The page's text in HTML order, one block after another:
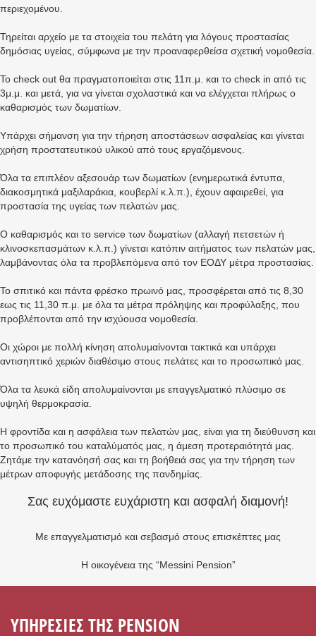
περιεχομένου.
Τηρείται αρχείο με τα στοιχεία του πελάτη για λόγους προστασίας
δημόσιας υγείας, σύμφωνα με την προαναφερθείσα σχετική νομοθεσία.
Το check out θα πραγματοποιείται στις 11π.μ. και το check in από τις
3μ.μ. και μετά, για να γίνεται σχολαστικά και να ελέγχεται πλήρως ο
καθαρισμός των δωματίων.
Υπάρχει σήμανση για την τήρηση αποστάσεων ασφαλείας και γίνεται
χρήση προστατευτικού υλικού από τους εργαζόμενους.
Όλα τα επιπλέον αξεσουάρ των δωματίων (ενημερωτικά έντυπα,
διακοσμητικά μαξιλαράκια, κουβερλί κ.λ.π.), έχουν αφαιρεθεί, για
προστασία της υγείας των πελατών μας.
Ο καθαρισμός και το service των δωματίων (αλλαγή πετσετών ή
κλινοσκεπασμάτων κ.λ.π.) γίνεται κατόπιν αιτήματος των πελατών μας,
λαμβάνοντας όλα τα προβλεπόμενα από τον ΕΟΔΥ μέτρα προστασίας.
Το σπιτικό και πάντα φρέσκο πρωινό μας, προσφέρεται από τις 8,30
εως τις 11,30 π.μ. με όλα τα μέτρα πρόληψης και προφύλαξης, που
προβλέπονται από την ισχύουσα νομοθεσία.
Οι χώροι με πολλή κίνηση απολυμαίνονται τακτικά και υπάρχει
αντισηπτικό χεριών διαθέσιμο στους πελάτες και το προσωπικό μας.
Όλα τα λευκά είδη απολυμαίνονται με επαγγελματικό πλύσιμο σε
υψηλή θερμοκρασία.
Η φροντίδα και η ασφάλεια των πελατών μας, είναι για τη διεύθυνση και
το προσωπικό του καταλύματός μας, η άμεση προτεραιότητά μας.
Ζητάμε την κατανόησή σας και τη βοήθειά σας για την τήρηση των
μέτρων αποφυγής μετάδοσης της πανδημίας.
Σας ευχόμαστε ευχάριστη και ασφαλή διαμονή!
Με επαγγελματισμό και σεβασμό στους επισκέπτες μας
Η οικογένεια της “Messini Pension”
ΥΠΗΡΕΣΙΕΣ ΤΗΣ PENSION